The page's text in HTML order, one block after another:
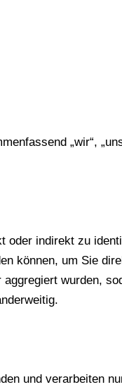
„wir“,
oder indirekt zu
können, um Sie
wurden,
und verarbeiten